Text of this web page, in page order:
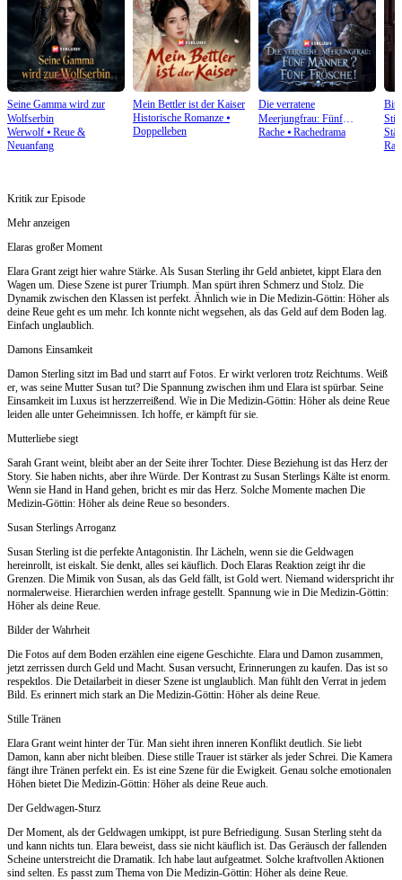
Seine Gamma wird zur
Wolfserbin
Werwolf ⦁ Reue &
Neuanfang
Mein Bettler ist der Kaiser
Historische Romanze⦁
Doppelleben
Die verratene
Meerjungfrau: Fünf
Männer? Fünf Frösche!
Rache⦁ Rachedrama
Kritik zur Episode
Mehr anzeigen
Elaras großer Moment
Elara Grant zeigt hier wahre Stärke. Als Susan Sterling ihr Geld anbietet, kippt Elara den
Wagen um. Diese Szene ist purer Triumph. Man spürt ihren Schmerz und Stolz. Die
Dynamik zwischen den Klassen ist perfekt. Ähnlich wie in Die Medizin-Göttin: Höher als
deine Reue geht es um mehr. Ich konnte nicht wegsehen, als das Geld auf dem Boden lag.
Einfach unglaublich.
Damons Einsamkeit
Damon Sterling sitzt im Bad und starrt auf Fotos. Er wirkt verloren trotz Reichtums. Weiß
er, was seine Mutter Susan tut? Die Spannung zwischen ihm und Elara ist spürbar. Seine
Einsamkeit im Luxus ist herzzerreißend. Wie in Die Medizin-Göttin: Höher als deine Reue
leiden alle unter Geheimnissen. Ich hoffe, er kämpft für sie.
Mutterliebe siegt
Sarah Grant weint, bleibt aber an der Seite ihrer Tochter. Diese Beziehung ist das Herz der
Story. Sie haben nichts, aber ihre Würde. Der Kontrast zu Susan Sterlings Kälte ist enorm.
Wenn sie Hand in Hand gehen, bricht es mir das Herz. Solche Momente machen Die
Medizin-Göttin: Höher als deine Reue so besonders.
Susan Sterlings Arroganz
Susan Sterling ist die perfekte Antagonistin. Ihr Lächeln, wenn sie die Geldwagen
hereinrollt, ist eiskalt. Sie denkt, alles sei käuflich. Doch Elaras Reaktion zeigt ihr die
Grenzen. Die Mimik von Susan, als das Geld fällt, ist Gold wert. Niemand widerspricht ihr
normalerweise. Hierarchien werden infrage gestellt. Spannung wie in Die Medizin-Göttin:
Höher als deine Reue.
Bilder der Wahrheit
Die Fotos auf dem Boden erzählen eine eigene Geschichte. Elara und Damon zusammen,
jetzt zerrissen durch Geld und Macht. Susan versucht, Erinnerungen zu kaufen. Das ist so
respektlos. Die Detailarbeit in dieser Szene ist unglaublich. Man fühlt den Verrat in jedem
Bild. Es erinnert mich stark an Die Medizin-Göttin: Höher als deine Reue.
Stille Tränen
Elara Grant weint hinter der Tür. Man sieht ihren inneren Konflikt deutlich. Sie liebt
Damon, kann aber nicht bleiben. Diese stille Trauer ist stärker als jeder Schrei. Die Kamera
fängt ihre Tränen perfekt ein. Es ist eine Szene für die Ewigkeit. Genau solche emotionalen
Höhen bietet Die Medizin-Göttin: Höher als deine Reue auch.
Der Geldwagen-Sturz
Der Moment, als der Geldwagen umkippt, ist pure Befriedigung. Susan Sterling steht da
und kann nichts tun. Elara beweist, dass sie nicht käuflich ist. Das Geräusch der fallenden
Scheine unterstreicht die Dramatik. Ich habe laut aufgeatmet. Solche kraftvollen Aktionen
sind selten. Es passt zum Thema von Die Medizin-Göttin: Höher als deine Reue.